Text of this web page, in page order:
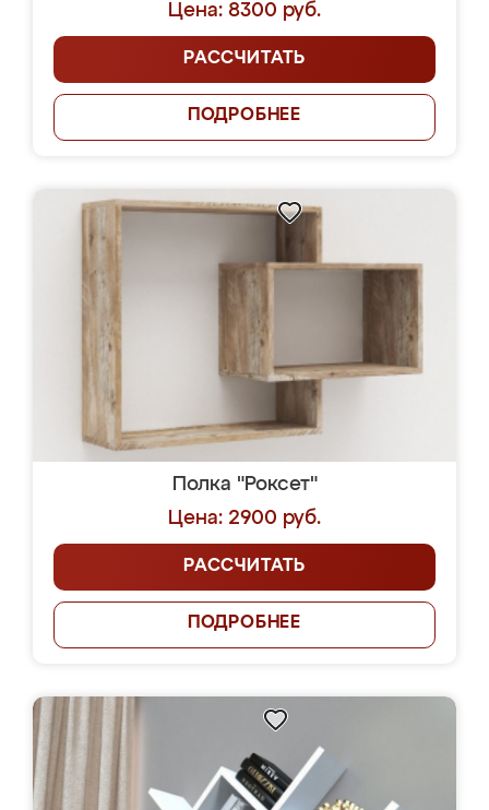
Цена: 8300 руб.
РАССЧИТАТЬ
ПОДРОБНЕЕ
Полка "Роксет"
Цена: 2900 руб.
РАССЧИТАТЬ
ПОДРОБНЕЕ